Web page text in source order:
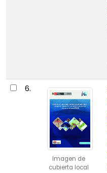
6.
Imagen de
cubierta local